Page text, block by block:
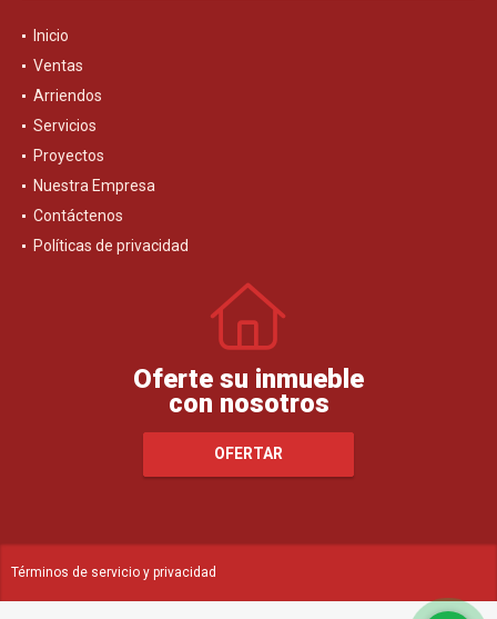
Inicio
Ventas
Arriendos
Servicios
Proyectos
Nuestra Empresa
Contáctenos
Políticas de privacidad
Oferte su inmueble
con nosotros
OFERTAR
Términos de servicio y privacidad